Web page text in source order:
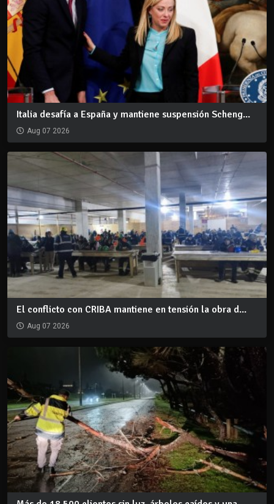
Italia desafía a España y mantiene suspensión Scheng...
Aug 07 2026
El conflicto con CRIBA mantiene en tensión la obra d...
Aug 07 2026